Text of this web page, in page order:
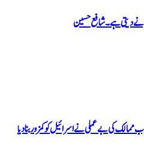
دیتی ہے۔ شافع حسین
کی بے عملی نے اسرائیل کو کمزور بنا دیا